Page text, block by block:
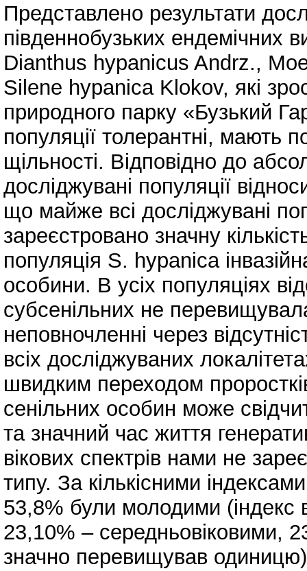
Представлено результати
південнобузьких ендемічних
Dianthus hypanicus Andrz.,
Silene hypanica Klokov, які
природного парку «Бузький
популяції толерантні, мають
щільності. Відповідно до
досліджувані популяції
що майже всі досліджувані
зареєстровано значну
популяція S. hypanica
особини. В усіх популяціях
субсенільних не
неповночленні через
всіх досліджуваних
швидким переходом
сенільних особин може
та значний час життя
вікових спектрів нами не
типу. За кількісними
53,8% були молодими (індекс
23,10% – середньовіковими,
значно перевищував